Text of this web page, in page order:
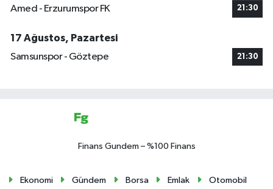
Amed - Erzurumspor FK 21:30
17 Ağustos, Pazartesi
Samsunspor - Göztepe
21:30
Finans Gundem – %100 Finans
Ekonomi Gündem Borsa Emlak
Otomobil